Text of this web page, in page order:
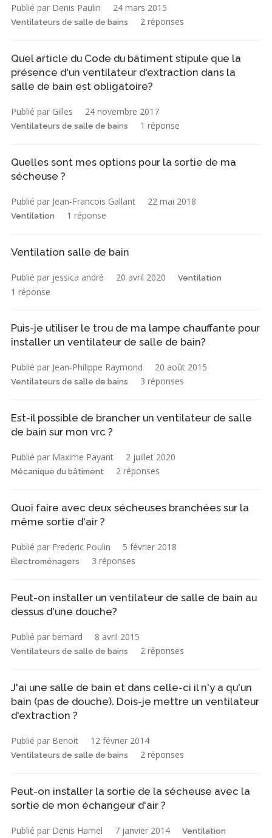
Publié par Denis Paulin 24 mars 2015
Ventilateurs de salle de bains 2 réponses
Quel article du Code du bâtiment stipule que la
présence d'un ventilateur d'extraction dans la
salle de bain est obligatoire?
Publié par Gilles 24 novembre 2017
Ventilateurs de salle de bains 1 réponse
Quelles sont mes options pour la sortie de ma
sécheuse ?
Publié par Jean-Francois Gallant 22 mai 2018
Ventilation 1 réponse
Ventilation salle de bain
Publié par jessica andré 20 avril 2020 Ventilation
1 réponse
Puis-je utiliser le trou de ma lampe chauffante pour
installer un ventilateur de salle de bain?
Publié par Jean-Philippe Raymond 20 août 2015
Ventilateurs de salle de bains 3 réponses
Est-il possible de brancher un ventilateur de salle
de bain sur mon vrc ?
Publié par Maxime Payant 2 juillet 2020
Mécanique du bâtiment 2 réponses
Quoi faire avec deux sécheuses branchées sur la
même sortie d'air ?
Publié par Frederic Poulin 5 février 2018
Électroménagers 3 réponses
Peut-on installer un ventilateur de salle de bain au
dessus d'une douche?
Publié par bernard 8 avril 2015
Ventilateurs de salle de bains 2 réponses
J'ai une salle de bain et dans celle-ci il n'y a qu'un
bain (pas de douche). Dois-je mettre un ventilateur
d'extraction ?
Publié par Benoit 12 février 2014
Ventilateurs de salle de bains 2 réponses
Peut-on installer la sortie de la sécheuse avec la
sortie de mon échangeur d'air ?
Publié par Denis Hamel 7 janvier 2014 Ventilation